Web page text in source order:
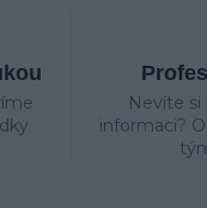
Nevíte si
informaci?